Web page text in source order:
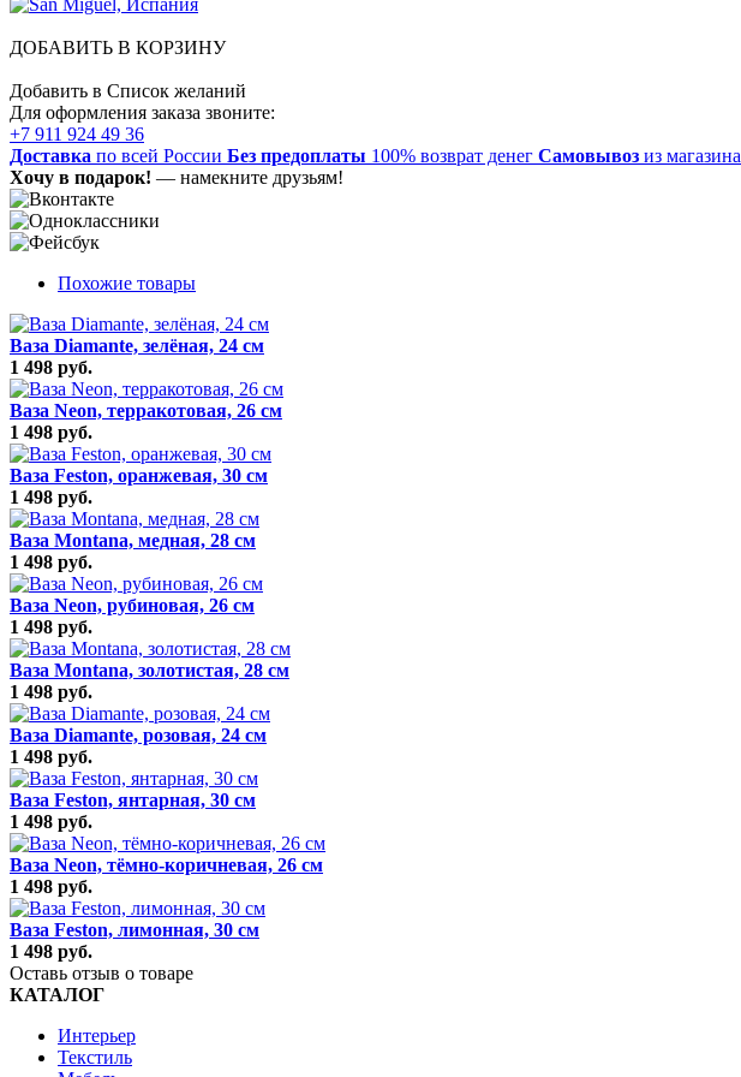
ДОБАВИТЬ В КОРЗИНУ
Добавить в Список желаний
Для оформления заказа звоните:
+7 911 924 49 36
Доставка по всей России Без предоплаты 100% возврат денег Самовывоз из магазина
Хочу в подарок! — намекните друзьям!
Похожие товары
Ваза Diamante, зелёная, 24 см
1 498 руб.
Ваза Neon, терракотовая, 26 см
1 498 руб.
Ваза Feston, оранжевая, 30 см
1 498 руб.
Ваза Montana, медная, 28 см
1 498 руб.
Ваза Neon, рубиновая, 26 см
1 498 руб.
Ваза Montana, золотистая, 28 см
1 498 руб.
Ваза Diamante, розовая, 24 см
1 498 руб.
Ваза Feston, янтарная, 30 см
1 498 руб.
Ваза Neon, тёмно-коричневая, 26 см
1 498 руб.
Ваза Feston, лимонная, 30 см
1 498 руб.
Оставь отзыв о товаре
КАТАЛОГ
Интерьер
Текстиль